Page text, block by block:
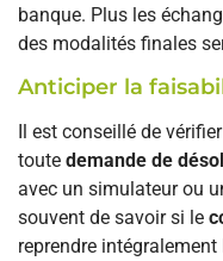
banque. Plus les
des modalités finales
Anticiper la
Il est conseillé de
toute demande de
avec un simulateur ou
souvent de savoir si le
reprendre